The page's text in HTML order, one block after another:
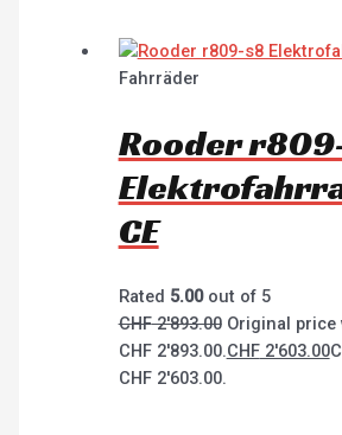
Fahrräder
Rooder
CE
Rated 5.00out of 5
CHF2'893.00 Original price
CHF 2'893.00.CHF2'603.00
CHF 2'603.00.